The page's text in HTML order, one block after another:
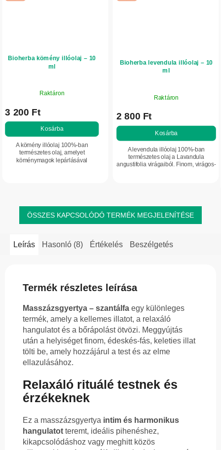
Bioherba kömény illóolaj – 10
ml
Raktáron
3 200 Ft
Kosárba
A kömény illóolaj 100%-ban
természetes olaj, amelyet
köménymagok lepárlásával
Bioherba levendula illóolaj – 10
ml
Raktáron
2 800 Ft
Kosárba
A levendula illóolaj 100%-ban
természetes olaj a Lavandula
angustifolia virágaiból. Finom, virágos-
ÖSSZES KAPCSOLÓDÓ TERMÉK MEGJELENÍTÉSE
Leírás Hasonló (8) Értékelés Beszélgetés
Termék részletes leírása
Masszázsgyertya – szantálfa egy különleges
termék, amely a kellemes illatot, a relaxáló
hangulatot és a bőrápolást ötvözi. Meggyújtás
után a helyiséget finom, édeskés-fás, keleties illat
tölti be, amely hozzájárul a test és az elme
ellazulásához.
Relaxáló rituálé testnek és
érzékeknek
Ez a masszázsgyertya intim és harmonikus
hangulatot teremt, ideális pihenéshez,
kikapcsolódáshoz vagy meghitt közös